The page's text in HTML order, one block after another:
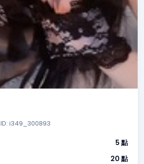
ID: i349_300893
5 點
20 點